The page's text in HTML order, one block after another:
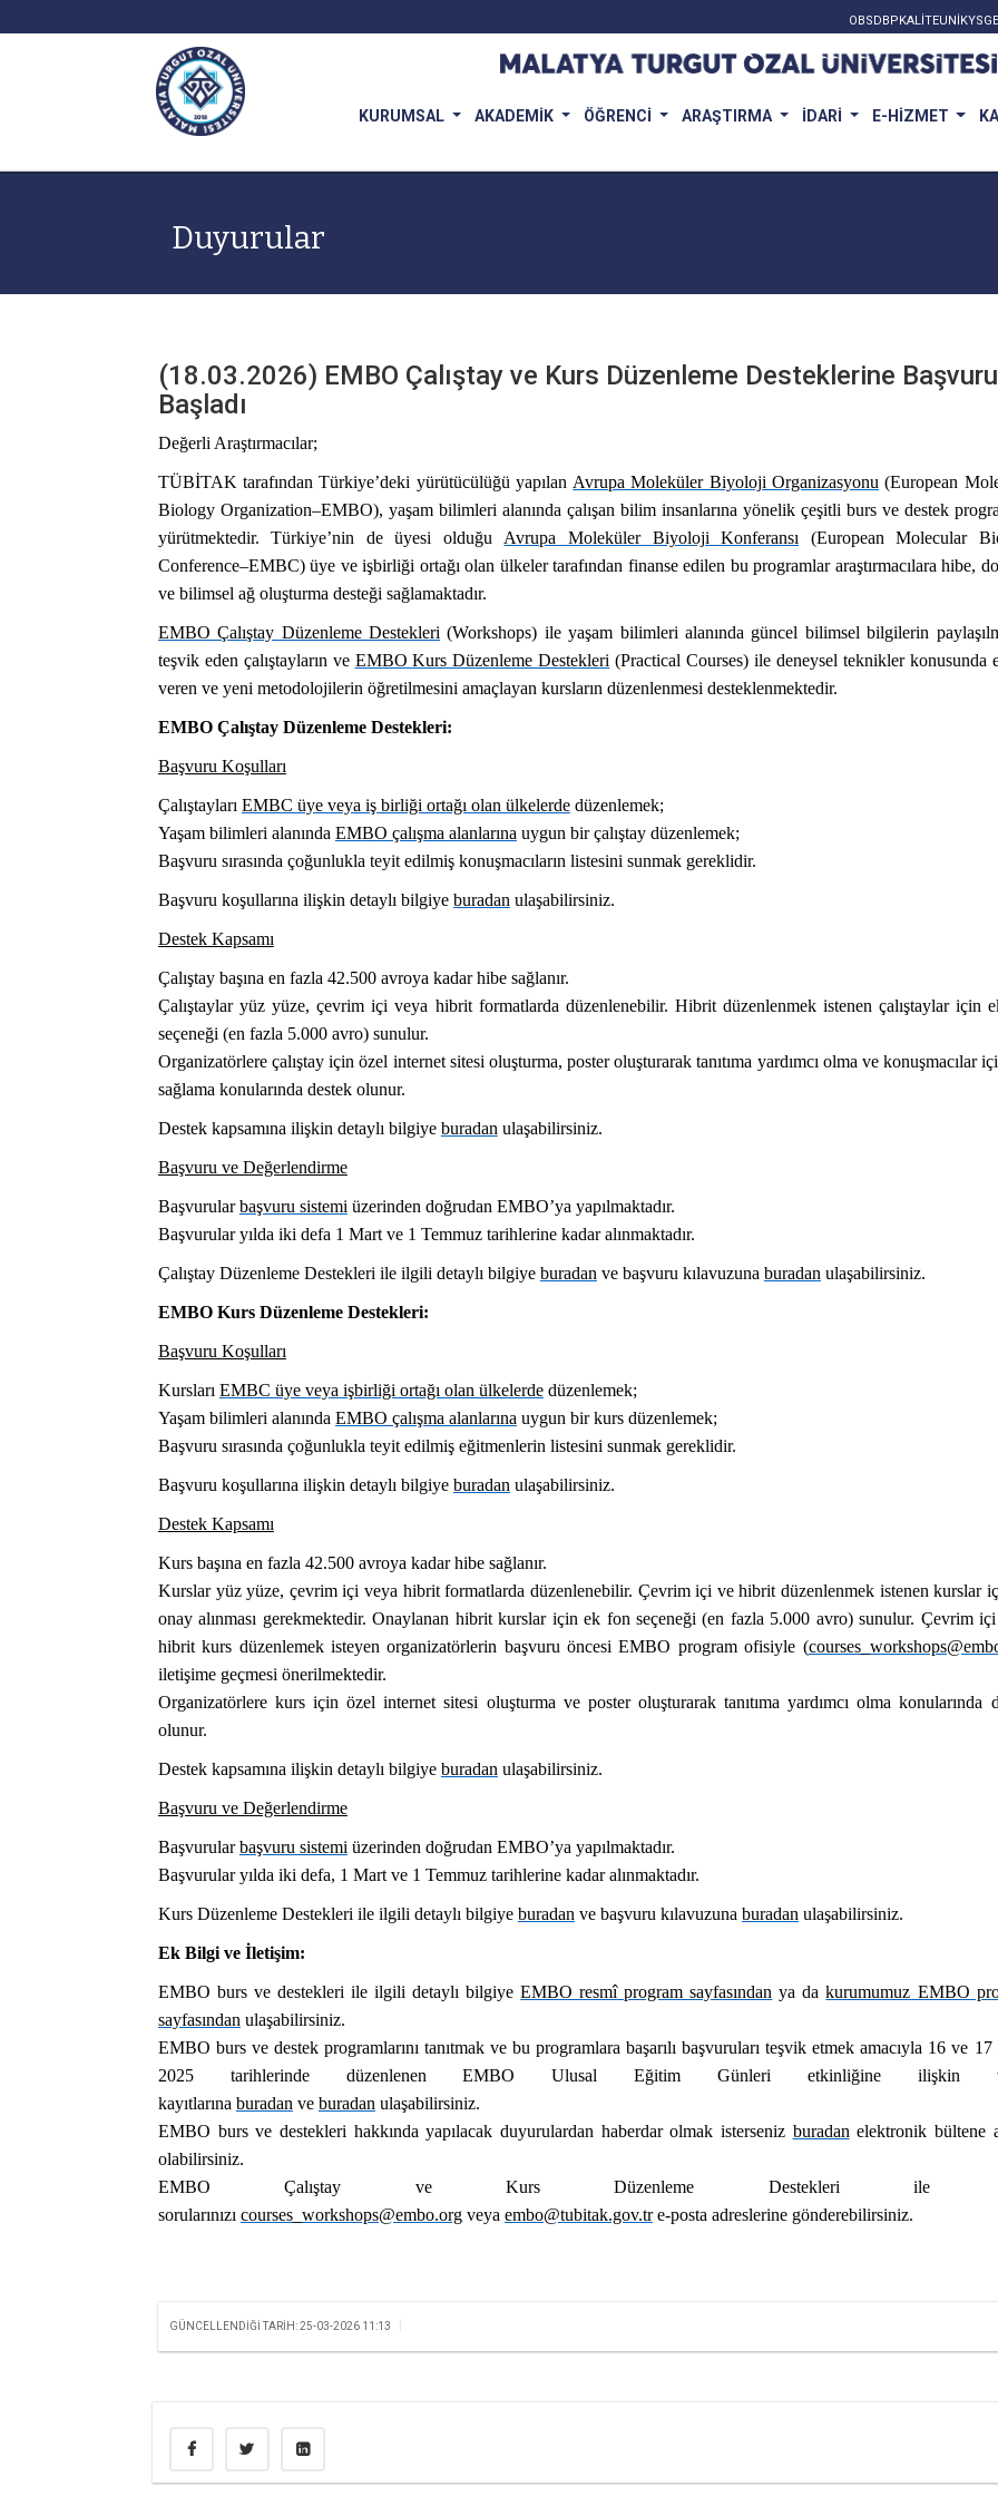
OBSDBPKALİTEUNİKYS
KURUMSAL AKADEMİK ÖĞRENCİ ARAŞTIRMA İDARİ E-HİZMET
Duyurular
(18.03.2026) EMBO Çalıştay ve Kurs Düzenleme Desteklerine
Başladı
Değerli Araştırmacılar;
TÜBİTAK tarafından Türkiye’deki yürütücülüğü yapılan Avrupa Moleküler Biyoloji Organizasyonu (European
Biology Organization–EMBO), yaşam bilimleri alanında çalışan bilim insanlarına yönelik çeşitli burs ve destek
yürütmektedir. Türkiye’nin de üyesi olduğu Avrupa Moleküler Biyoloji Konferansı (European Molecular
Conference–EMBC) üye ve işbirliği ortağı olan ülkeler tarafından finanse edilen bu programlar araştırmacılara hibe,
ve bilimsel ağ oluşturma desteği sağlamaktadır.
EMBO Çalıştay Düzenleme Destekleri (Workshops) ile yaşam bilimleri alanında güncel bilimsel bilgilerin
teşvik eden çalıştayların ve EMBO Kurs Düzenleme Destekleri (Practical Courses) ile deneysel teknikler konusunda
veren ve yeni metodolojilerin öğretilmesini amaçlayan kursların düzenlenmesi desteklenmektedir.
EMBO Çalıştay Düzenleme Destekleri:
Başvuru Koşulları
Çalıştayları EMBC üye veya iş birliği ortağı olan ülkelerdedüzenlemek;
Yaşam bilimleri alanında EMBO çalışma alanlarına uygun bir çalıştay düzenlemek;
Başvuru sırasında çoğunlukla teyit edilmiş konuşmacıların listesini sunmak gereklidir.
Başvuru koşullarına ilişkin detaylı bilgiye buradan ulaşabilirsiniz.
Destek Kapsamı
Çalıştay başına en fazla 42.500 avroya kadar hibe sağlanır.
Çalıştaylar yüz yüze, çevrim içi veya hibrit formatlarda düzenlenebilir. Hibrit düzenlenmek istenen çalıştaylar için
seçeneği (en fazla 5.000 avro) sunulur.
Organizatörlere çalıştay için özel internet sitesi oluşturma, poster oluşturarak tanıtıma yardımcı olma ve konuşmacılar
sağlama konularında destek olunur.
Destek kapsamına ilişkin detaylı bilgiye buradan ulaşabilirsiniz.
Başvuru ve Değerlendirme
Başvurularbaşvuru sistemi üzerinden doğrudan EMBO’ya yapılmaktadır.
Başvurular yılda iki defa 1 Mart ve 1 Temmuz tarihlerine kadar alınmaktadır.
Çalıştay Düzenleme Destekleri ile ilgili detaylı bilgiye buradan ve başvuru kılavuzuna buradan ulaşabilirsiniz.
EMBO Kurs Düzenleme Destekleri:
Başvuru Koşulları
Kursları EMBC üye veya işbirliği ortağı olan ülkelerdedüzenlemek;
Yaşam bilimleri alanında EMBO çalışma alanlarına uygun bir kurs düzenlemek;
Başvuru sırasında çoğunlukla teyit edilmiş eğitmenlerin listesini sunmak gereklidir.
Başvuru koşullarına ilişkin detaylı bilgiye buradan ulaşabilirsiniz.
Destek Kapsamı
Kurs başına en fazla 42.500 avroya kadar hibe sağlanır.
Kurslar yüz yüze, çevrim içi veya hibrit formatlarda düzenlenebilir. Çevrim içi ve hibrit düzenlenmek istenen kurslar
onay alınması gerekmektedir. Onaylanan hibrit kurslar için ek fon seçeneği (en fazla 5.000 avro) sunulur. Çevrim
hibrit kurs düzenlemek isteyen organizatörlerin başvuru öncesi EMBO program ofisiyle (
iletişime geçmesi önerilmektedir.
Organizatörlere kurs için özel internet sitesi oluşturma ve poster oluşturarak tanıtıma yardımcı olma konularında
olunur.
Destek kapsamına ilişkin detaylı bilgiye buradan ulaşabilirsiniz.
Başvuru ve Değerlendirme
Başvurularbaşvuru sistemi üzerinden doğrudan EMBO’ya yapılmaktadır.
Başvurular yılda iki defa, 1 Mart ve 1 Temmuz tarihlerine kadar alınmaktadır.
Kurs Düzenleme Destekleri ile ilgili detaylı bilgiye buradan ve başvuru kılavuzuna buradan ulaşabilirsiniz.
Ek Bilgi ve İletişim:
EMBO burs ve destekleri ile ilgili detaylı bilgiyeEMBO resmî program sayfasından ya dakurumumuz EMBO
sayfasından ulaşabilirsiniz.
EMBO burs ve destek programlarını tanıtmak ve bu programlara başarılı başvuruları teşvik etmek amacıyla 16 ve
2025 tarihlerinde düzenlenen EMBO Ulusal Eğitim Günleri etkinliğine ilişkin
kayıtlarına buradan ve buradan ulaşabilirsiniz.
EMBO burs ve destekleri hakkında yapılacak duyurulardan haberdar olmak isterseniz buradan elektronik bültene
olabilirsiniz.
EMBO Çalıştay ve Kurs Düzenleme Destekleri ile
sorularınızı courses_workshops@embo.orgveya embo@tubitak.gov.tre-posta adreslerine gönderebilirsiniz.
GÜNCELLENDIĞI TARIH: 25-03-2026 11:13